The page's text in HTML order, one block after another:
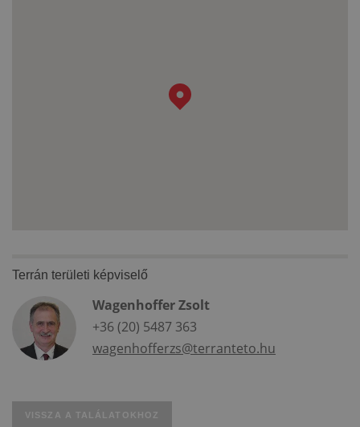
Terrán területi képviselő
Wagenhoffer Zsolt
+36 (20) 5487 363
wagenhofferzs@terranteto.hu
VISSZA A TALÁLATOKHOZ